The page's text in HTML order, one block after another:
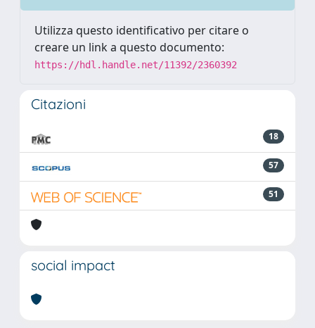
Utilizza questo identificativo per citare o
creare un link a questo documento:
https://hdl.handle.net/11392/2360392
Citazioni
18
57
51
social impact